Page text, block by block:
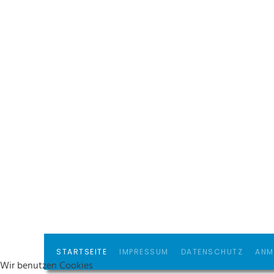
STARTSEITE IMPRESSUM DATENSCHUTZ
Wir benutzen Cookies